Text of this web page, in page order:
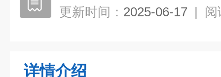
更新时间： 2025-06-17 | 阅
详情介绍